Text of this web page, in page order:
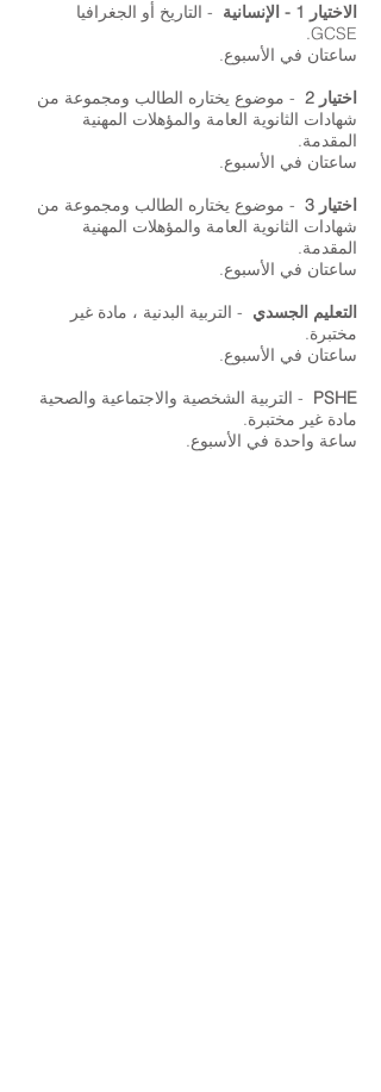
الاختيار 1 - الإنسانية
- التاريخ أو الجغرافيا
GCSE.
ساعتان في الأسبوع.
اختيار 2
- موضوع يختاره الطالب ومجموعة من
شهادات الثانوية العامة والمؤهلات المهنية
المقدمة.
ساعتان في الأسبوع.
اختيار 3
- موضوع يختاره الطالب ومجموعة من
شهادات الثانوية العامة والمؤهلات المهنية
المقدمة.
ساعتان في الأسبوع.
التعليم الجسدي - التربية البدنية ، مادة غير
مختبرة.
ساعتان في الأسبوع.
PSHE - التربية الشخصية والاجتماعية والصحية
مادة غير مختبرة.
ساعة واحدة في الأسبوع.